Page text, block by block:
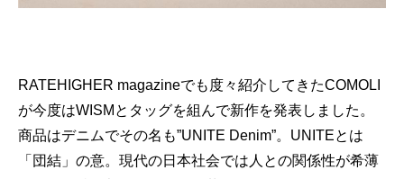
RATEHIGHER magazineでも度々紹介してきたCOMOLI
が今度はWISMとタッグを組んで新作を発表しました。
商品はデニムでその名も”UNITE Denim”。UNITEとは
「団結」の意。現代の日本社会では人との関係性が希薄